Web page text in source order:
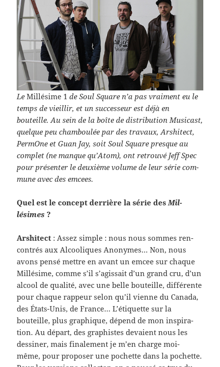
LeMil­lésime 1 de Soul Square n’a pas vrai­ment eu le
temps de vieil­lir, et un suc­cesseur est déjà en
bouteille. Au sein de la boîte de dis­tri­b­u­tion Musi­cast,
quelque peu cham­boulée par des travaux, Arshi­tect,
Per­mOne et Guan Jay, soit Soul Square presque au
com­plet (ne manque qu’Atom), ont retrouvé Jeff Spec
pour présen­ter le deux­ième vol­ume de leur série com­
mune avec des emcees.
Quel est le con­cept der­rière la série des Mil­
lésimes ?
Arshi­tect : Assez sim­ple : nous nous sommes ren­
con­trés aux Alcooliques Anonymes… Non, nous
avons pensé met­tre en avant un emcee sur chaque
Mil­lésime, comme s’il s’agissait d’un grand cru, d’un
alcool de qual­ité, avec une belle bouteille, dif­férente
pour chaque rappeur selon qu’il vienne du Canada,
des États-​Unis, de France… L’étiquette sur la
bouteille, plus graphique, dépend de mon inspi­ra­
tion. Au départ, des graphistes devaient nous les
dessiner, mais finale­ment je m’en charge moi-​
même, pour pro­poser une pochette dans la pochette.